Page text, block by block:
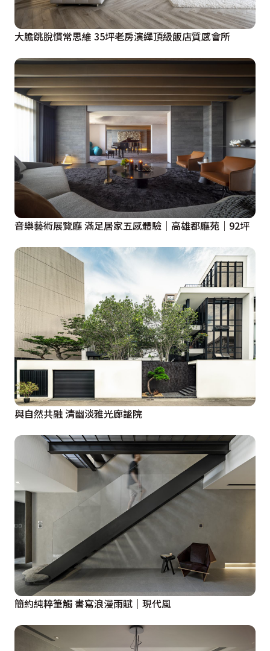
大膽跳脫慣常思維 35坪老房演繹頂級飯店質感會所
音樂藝術展覽廳 滿足居家五感體驗｜高雄都廳苑｜92坪
與自然共融 清幽淡雅光廊謐院
簡約純粹筆觸 書寫浪漫雨賦｜現代風